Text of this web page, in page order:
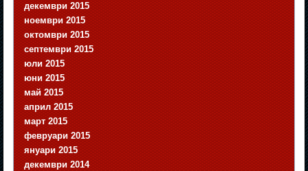
декември 2015
ноември 2015
октомври 2015
септември 2015
юли 2015
юни 2015
май 2015
април 2015
март 2015
февруари 2015
януари 2015
декември 2014